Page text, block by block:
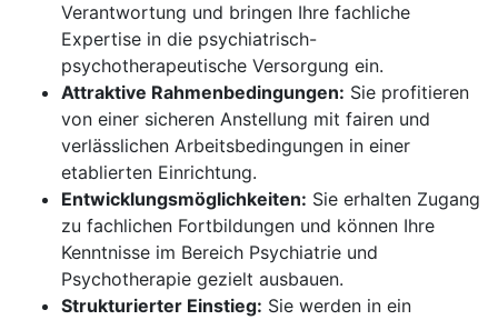
Verantwortung und bringen Ihre fachliche
Expertise in die psychiatrisch-
psychotherapeutische Versorgung ein.
Attraktive Rahmenbedingungen: Sie profitieren
von einer sicheren Anstellung mit fairen und
verlässlichen Arbeitsbedingungen in einer
etablierten Einrichtung.
Entwicklungsmöglichkeiten: Sie erhalten Zugang
zu fachlichen Fortbildungen und können Ihre
Kenntnisse im Bereich Psychiatrie und
Psychotherapie gezielt ausbauen.
Strukturierter Einstieg: Sie werden in ein